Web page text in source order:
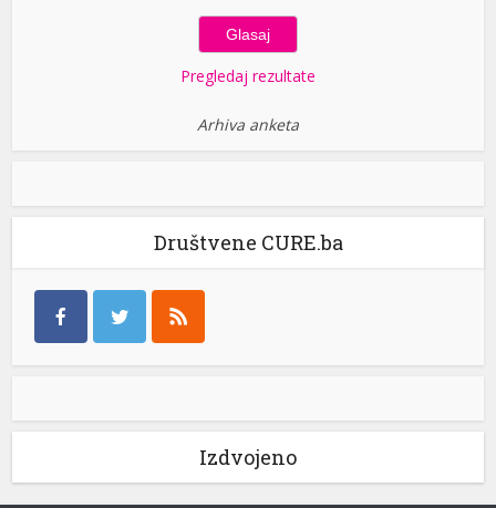
Pregledaj rezultate
Arhiva anketa
Društvene CURE.ba
Izdvojeno